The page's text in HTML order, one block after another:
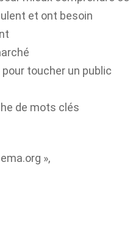
et ont besoin
toucher un public
de mots clés
»,